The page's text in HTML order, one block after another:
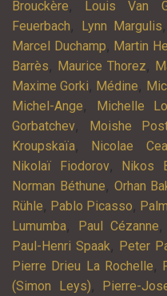
Brouckère, Louis Van
Feuerbach, Lynn Margulis,
Marcel Duchamp, Martin
Barrès, Maurice Thorez,
Maxime Gorki, Médine,
Michel-Ange, Michelle
Gorbatchev, Moishe
Kroupskaïa, Nicolae
Nikolaï Fiodorov, Nikos
Norman Béthune, Orhan
Rühle, Pablo Picasso,
Lumumba, Paul Cézanne,
Paul-Henri Spaak, Peter
Pierre Drieu La Rochelle,
(Simon Leys), Pierre-